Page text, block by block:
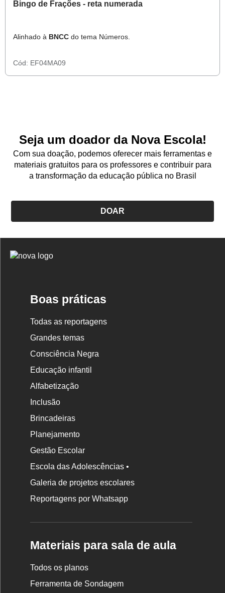
Bingo de Frações - reta numerada
Alinhado à BNCC do tema Números.
Cód: EF04MA09
Seja um doador da Nova Escola!
Com sua doação, podemos oferecer mais ferramentas e
materiais gratuitos para os professores e contribuir para
a transformação da educação pública no Brasil
DOAR
Logo
Boas práticas
Todas as reportagens
Grandes temas
Consciência Negra
Educação infantil
Alfabetização
Inclusão
Brincadeiras
Planejamento
Gestão Escolar
Escola das Adolescências •
Galeria de projetos escolares
Reportagens por Whatsapp
Materiais para sala de aula
Todos os planos
Ferramenta de Sondagem